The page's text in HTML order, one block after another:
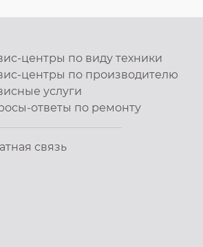
центры по виду техники
центры по производителю
услуги
ответы по ремонту
связь